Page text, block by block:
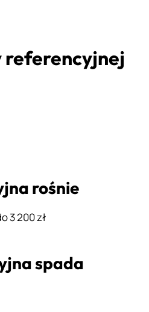
referencyjnej
rośnie
3 200 zł
spada